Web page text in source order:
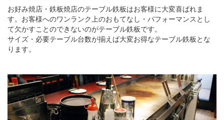
お好み焼店・鉄板焼店のテーブル鉄板はお客様に大変喜ばれま
す。お客様へのワンランク上のおもてなし・パフォーマンスとし
て欠かすことのできないのがテーブル鉄板です。
サイズ・必要テーブル台数が揃えば大変お得なテーブル鉄板とな
ります。